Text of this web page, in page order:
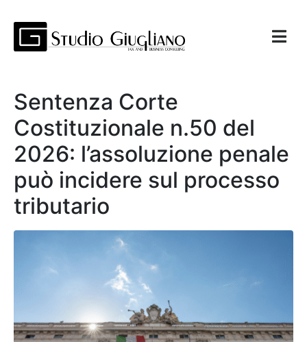
Sentenza Corte
Costituzionale n.50 del
2026: l’assoluzione penale
può incidere sul processo
tributario